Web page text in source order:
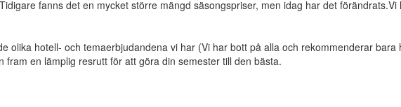
fanns det en mycket större mängd säsongspriser, men idag har det
olika hotell- och temaerbjudandena vi har (Vi har bott på alla och rekommenderar bara
fram en lämplig resrutt för att göra din semester till den bästa.